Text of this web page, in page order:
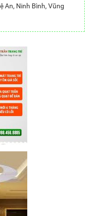
An, Ninh Bình, Vũng